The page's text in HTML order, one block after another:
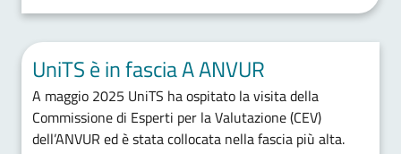
UniTS è in fascia A ANVUR
A maggio 2025 UniTS ha ospitato la visita della
Commissione di Esperti per la Valutazione (CEV)
dell’ANVUR ed è stata collocata nella fascia più alta.